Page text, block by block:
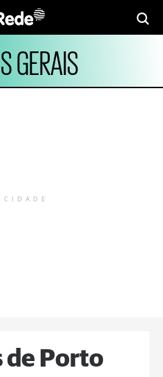
GERAIS
de Porto